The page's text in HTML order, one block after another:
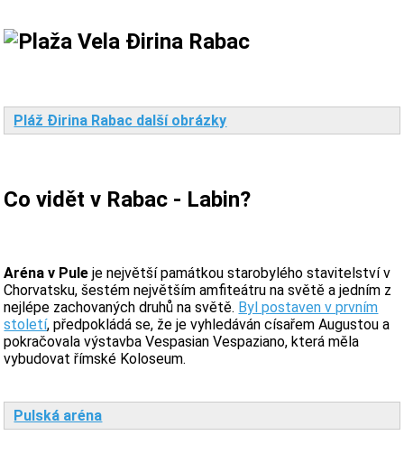
Pláž Đirina Rabac další obrázky
Co vidět v Rabac - Labin?
Aréna v Puleje největší památkou starobylého stavitelství v
Chorvatsku, šestém největším amfiteátru na světě a jedním z
nejlépe zachovaných druhů na světě. Byl postaven v prvním
století, předpokládá se, že je vyhledáván císařem Augustou a
pokračovala výstavba Vespasian Vespaziano, která měla
vybudovat římské Koloseum.
Pulská aréna